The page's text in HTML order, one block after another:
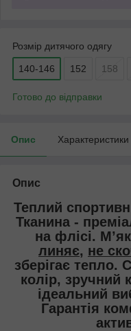
Розмір дитячого одягу
140-146 152 158
Готово до відправки
Опис Характеристики
Опис
Теплий
Тканина -
на флісі.
линяє, не
зберігає тепло.
колір, зручний
ідеальний
Гарантія